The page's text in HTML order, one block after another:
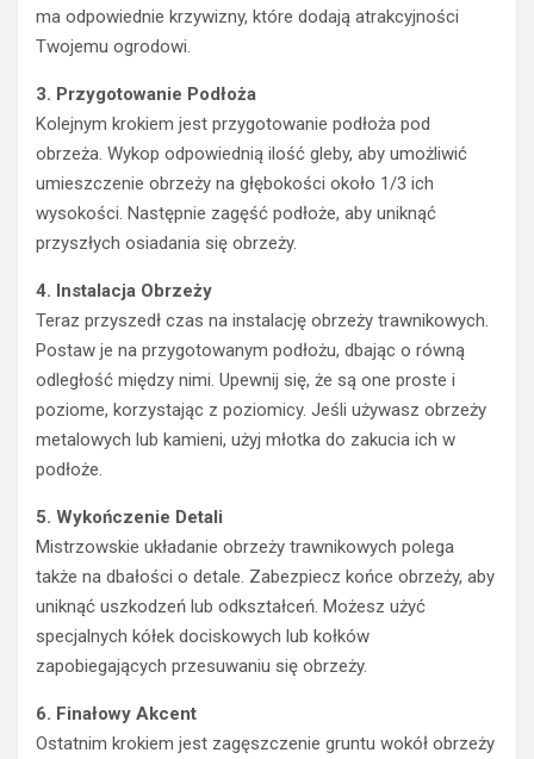
ma odpowiednie krzywizny, które dodają atrakcyjności
Twojemu ogrodowi.
3. Przygotowanie Podłoża
Kolejnym krokiem jest przygotowanie podłoża pod
obrzeża. Wykop odpowiednią ilość gleby, aby umożliwić
umieszczenie obrzeży na głębokości około 1/3 ich
wysokości. Następnie zagęść podłoże, aby uniknąć
przyszłych osiadania się obrzeży.
4. Instalacja Obrzeży
Teraz przyszedł czas na instalację obrzeży trawnikowych.
Postaw je na przygotowanym podłożu, dbając o równą
odległość między nimi. Upewnij się, że są one proste i
poziome, korzystając z poziomicy. Jeśli używasz obrzeży
metalowych lub kamieni, użyj młotka do zakucia ich w
podłoże.
5. Wykończenie Detali
Mistrzowskie układanie obrzeży trawnikowych polega
także na dbałości o detale. Zabezpiecz końce obrzeży, aby
uniknąć uszkodzeń lub odkształceń. Możesz użyć
specjalnych kółek dociskowych lub kołków
zapobiegających przesuwaniu się obrzeży.
6. Finałowy Akcent
Ostatnim krokiem jest zagęszczenie gruntu wokół obrzeży